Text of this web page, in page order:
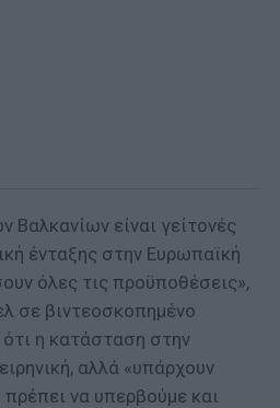
Βαλκανίων είναι γείτονές
ένταξης στην Ευρωπαϊκή
όλες τις προϋποθέσεις»,
σε βιντεοσκοπημένο
ότι η κατάσταση στην
αλλά «υπάρχουν
να υπερβούμε και